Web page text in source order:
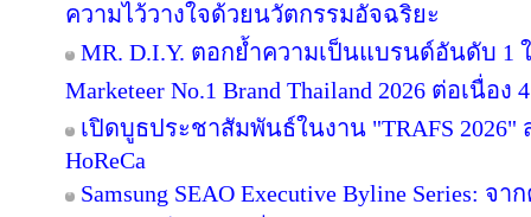
ความไว้วางใจด้วยนวัตกรรมอัจฉริยะ
MR. D.I.Y. ตอกย้ำความเป็นแบรนด์อันดับ 1
Marketeer No.1 Brand Thailand 2026 ต่อเนื่อง
เปิดบูธประชาสัมพันธ์ในงาน "TRAFS
HoReCa
Samsung SEAO Executive Byline Series: